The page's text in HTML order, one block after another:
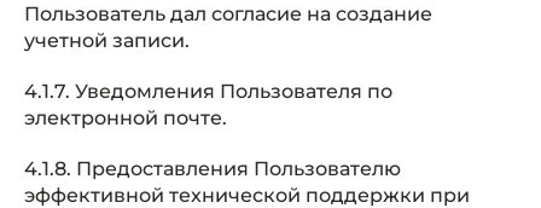
Пользователь дал согласие на создание
учетной записи.
4.1.7. Уведомления Пользователя по
электронной почте.
4.1.8. Предоставления Пользователю
эффективной технической поддержки при